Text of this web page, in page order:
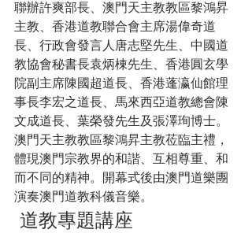
聯辦許爽部長、澳門天主教教區黎鴻昇
主教、香港道教聯合會主席湯偉奇道
長、行政會發言人唐志堅先生、中國道
教協會秘書長袁炳棟先生、香港圓玄學
院副主席陳國超道長、香港蓬瀛仙館理
事長李宏之道長、馬來西亞道教總會陳
文成道長、葉榮發先生及張澤珣博士。
澳門天主教教區黎鴻昇主教莅臨主禮，
體現澳門宗教界的和諧、互相尊重、和
而不同的精神。開幕式後由澳門道樂團
演奏澳門道教科儀音樂。
道教專題講座